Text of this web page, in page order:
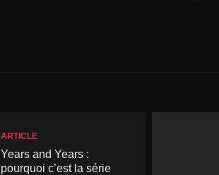
ARTICLE
Years and Years :
pourquoi c’est la série